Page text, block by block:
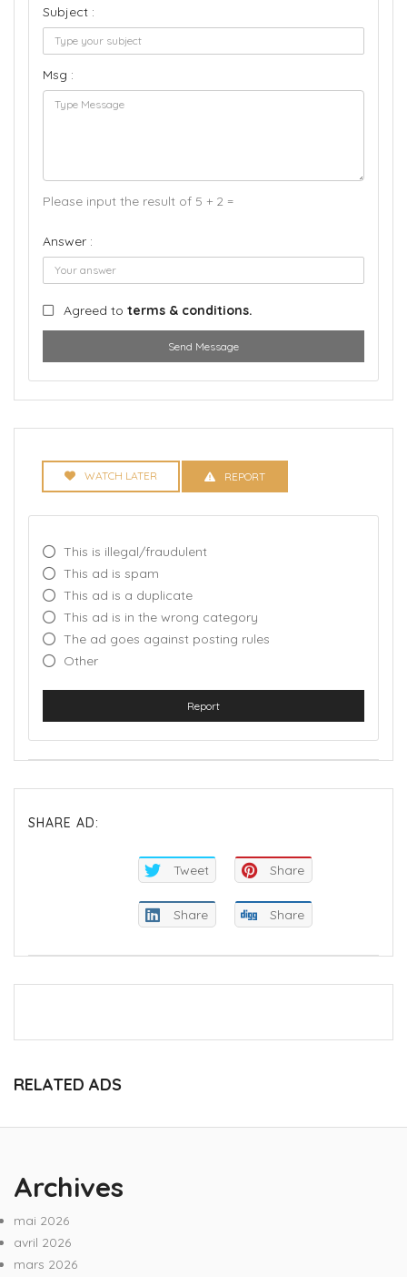
Subject :
Msg :
Please input the result of 5 + 2 =
Answer :
Agreed to terms & conditions.
Send Message
WATCH LATER REPORT
This is illegal/fraudulent
This ad is spam
This ad is a duplicate
This ad is in the wrong category
The ad goes against posting rules
Other
Report
SHARE AD:
Tweet Share
Share Share
RELATED ADS
Archives
mai 2026
avril 2026
mars 2026